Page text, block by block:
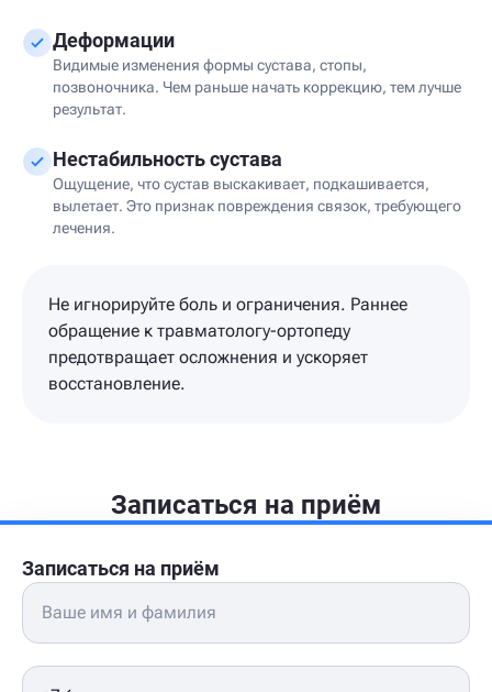
Деформации
Видимые изменения формы сустава, стопы,
позвоночника. Чем раньше начать коррекцию, тем лучше
результат.
Нестабильность сустава
Ощущение, что сустав выскакивает, подкашивается,
вылетает. Это признак повреждения связок, требующего
лечения.
Не игнорируйте боль и ограничения. Раннее
обращение к травматологу-ортопеду
предотвращает осложнения и ускоряет
восстановление.
Записаться на приём
Записаться на приём